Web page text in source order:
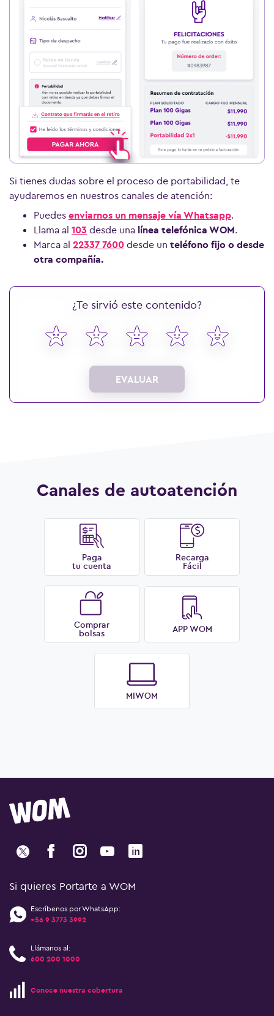
Si tienes dudas sobre el proceso de portabilidad, te
ayudaremos en nuestros canales de atención:
Puedes enviarnos un mensaje vía Whatsapp.
Llama al 103 desde una línea telefónica WOM.
Marca al 22337 7600 desde un teléfono fijo o desde
otra compañía.
¿Te sirvió este contenido?
EVALUAR
Canales de autoatención
Paga
tu cuenta
Recarga
Fácil
Comprar
bolsas APP WOM
MIWOM
Si quieres Portarte a WOM
Escríbenos por WhatsApp:
+56 9 3773 3992
Llámanos al:
600 200 1000
Conoce nuestra cobertura